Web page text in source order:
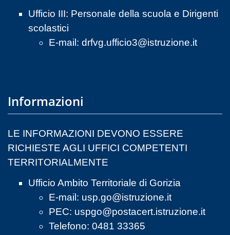
Ufficio III: Personale della scuola e Dirigenti
scolastici
E-mail: drfvg.ufficio3@istruzione.it
Informazioni
LE INFORMAZIONI DEVONO ESSERE
RICHIESTE AGLI UFFICI COMPETENTI
TERRITORIALMENTE
Ufficio Ambito Territoriale di Gorizia
E-mail: usp.go@istruzione.it
PEC: uspgo@postacert.istruzione.it
Telefono: 0481 33365